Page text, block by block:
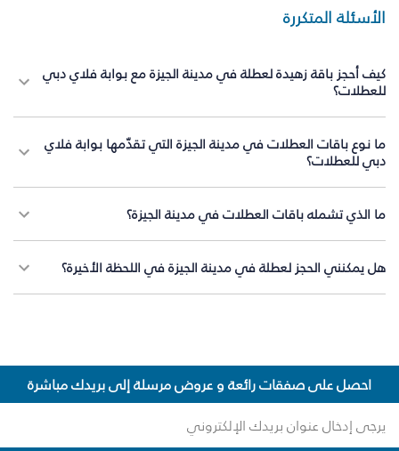
الأسئلة المتكررة
كيف أحجز باقة زهيدة لعطلة في مدينة الجيزة مع بوابة فلاي دبي
للعطلات؟
ما نوع باقات العطلات في مدينة الجيزة التي تقدّمها بوابة فلاي
دبي للعطلات؟
ما الذي تشمله باقات العطلات في مدينة الجيزة؟
هل يمكنني الحجز لعطلة في مدينة الجيزة في اللحظة الأخيرة؟
احصل على صفقات رائعة و عروض مرسلة إلى بريدك مباشرة